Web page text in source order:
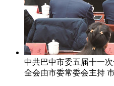
中共巴中市委五届十一
全会由市委常委会主持